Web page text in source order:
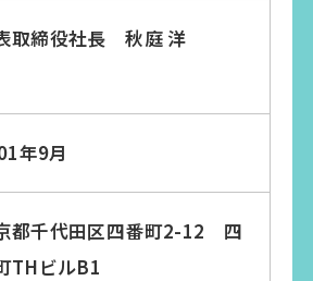
取締役社長 秋庭 洋
年9月
都千代田区四番町2-12 四
THビルB1